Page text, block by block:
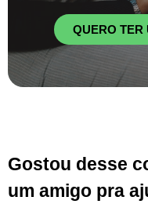
QUERO TER
Gostou desse
um amigo pra